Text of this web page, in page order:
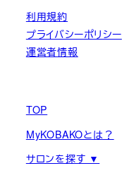
利用規約
プライバシーポリシー
運営者情報
TOP
MyKOBAKOとは？
サロンを探す ▼